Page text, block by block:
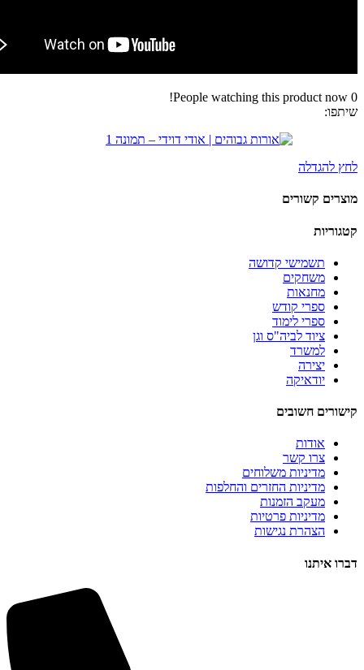
0
People watching this product now!
שיתפו:
לחץ להגדלה
מוצרים קשורים
קטגוריות
תשמישי קדושה
משחקים
מחנאות
ספרי קודש
ספרי לימוד
ציוד לביה"ס וגן
למשרד
יצירה
יודאיקה
קישורים חשובים
אודות
צרו קשר
מדיניות משלוחים
מדיניות החזרים והחלפות
מעקב הזמנות
מדיניות פרטיות
הצהרת נגישות
דברו איתנו